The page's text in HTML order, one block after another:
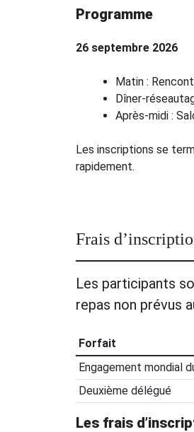
Programme
26 septembre 2026
Matin :
Dîner-
Après-midi :
Les inscriptions se
rapidement.
Frais
Les participants
repas non prévus
Forfait
Engagement mondial
Deuxième délégué
Les frais